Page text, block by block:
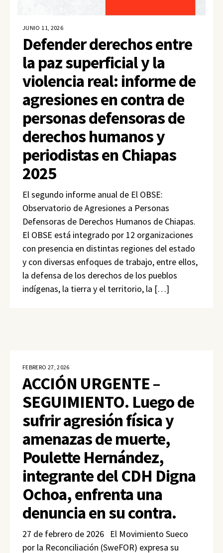
JUNIO 11, 2026
Defender derechos entre
la paz superficial y la
violencia real: informe de
agresiones en contra de
personas defensoras de
derechos humanos y
periodistas en Chiapas
2025
El segundo informe anual de El OBSE:
Observatorio de Agresiones a Personas
Defensoras de Derechos Humanos de Chiapas.
El OBSE está integrado por 12 organizaciones
con presencia en distintas regiones del estado
y con diversas enfoques de trabajo, entre ellos,
la defensa de los derechos de los pueblos
indígenas, la tierra y el territorio, la […]
FEBRERO 27, 2026
ACCIÓN URGENTE –
SEGUIMIENTO. Luego de
sufrir agresión física y
amenazas de muerte,
Poulette Hernández,
integrante del CDH Digna
Ochoa, enfrenta una
denuncia en su contra.
27 de febrero de 2026 El Movimiento Sueco
por la Reconciliación (SweFOR) expresa su